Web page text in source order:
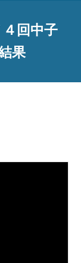
回中子
果